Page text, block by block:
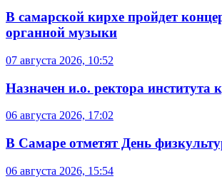
В самарской кирхе пройдет
органной музыки
07 августа 2026, 10:52
Назначен и.о. ректора института
06 августа 2026, 17:02
В Самаре отметят День
06 августа 2026, 15:54